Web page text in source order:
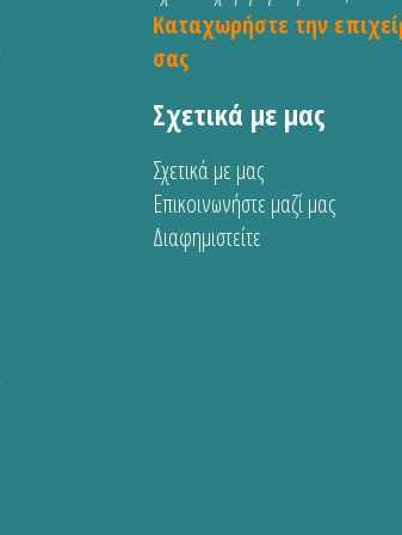
Καταχωρήστε την
σας
Σχετικά με μας
Σχετικά με μας
Επικοινωνήστε μαζί μας
Διαφημιστείτε